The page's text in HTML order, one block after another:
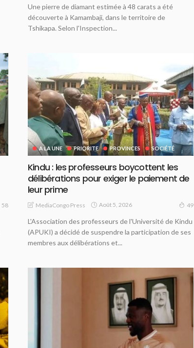
Une pierre de diamant estimée à 48 carats a été
découverte à Kamambaji, dans le territoire de
Tshikapa. Selon l'Inspection...
58
A LA UNE PRIORITE PROVINCES SOCIÉTÉ
Kindu : les professeurs boycottent les
délibérations pour exiger le paiement de
leur prime
MediaCongo Press Août 5, 2026 49
L'Association des professeurs de l'Université de Kindu
(APUKI) a décidé de suspendre la participation de ses
membres aux délibérations et...